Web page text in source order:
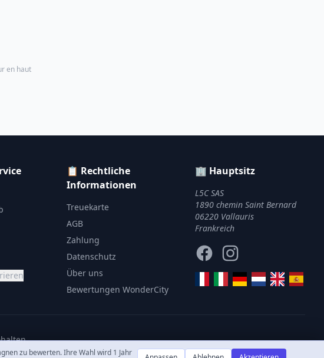
en haut
📋 Rechtliche
Informationen
Treuekarte
AGB
Zahlung
Datenschutz
Über uns
Bewertungen WonderCity
🏢 Hauptsitz
L5C SAS
1890 chemin Saint Bernard
06220 Vallauris
Frankreich
FacebookInstagram
zu bewerten. Ihre Wahl wird 1 Jahr